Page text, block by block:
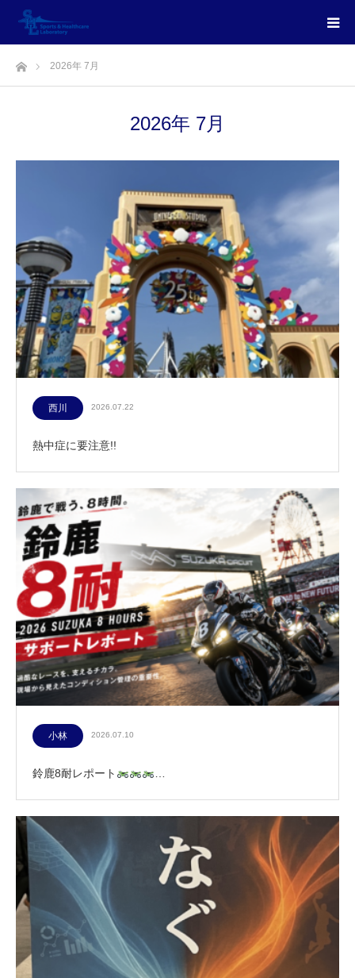
ホーム2026年 7月
2026年 7月
西川 2026.07.22
熱中症に要注意!!
小林 2026.07.10
鈴鹿8耐レポート